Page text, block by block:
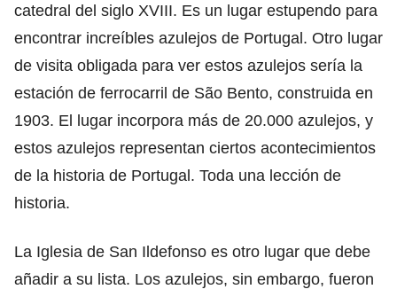
catedral del siglo XVIII. Es un lugar estupendo para
encontrar increíbles azulejos de Portugal. Otro lugar
de visita obligada para ver estos azulejos sería la
estación de ferrocarril de São Bento, construida en
1903. El lugar incorpora más de 20.000 azulejos, y
estos azulejos representan ciertos acontecimientos
de la historia de Portugal. Toda una lección de
historia.
La Iglesia de San Ildefonso es otro lugar que debe
añadir a su lista. Los azulejos, sin embargo, fueron